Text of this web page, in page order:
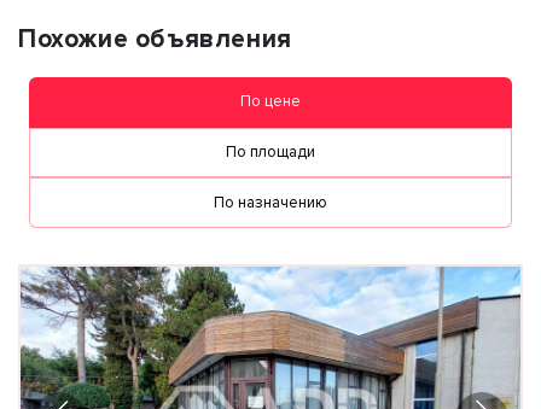
Похожие объявления
По цене
По площади
По назначению